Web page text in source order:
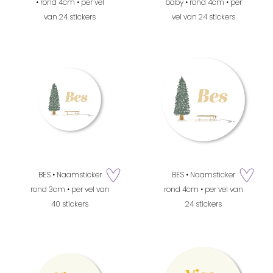
• rond 4cm • per vel
van 24 stickers
baby • rond 4cm • per
vel van 24 stickers
BES • Naamsticker
rond 3cm • per vel van
40 stickers
zet op verlanglijstje
BES • Naamsticker
rond 4cm • per vel van
24 stickers
zet op